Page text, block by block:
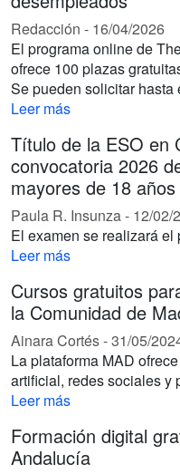
Redacción - 16/04/2026
El programa online de
ofrece 100 plazas
Se pueden solicitar hasta
Leer más
Título de la ESO en
convocatoria 2026
mayores de 18 años
Paula R. Insunza- 12/02/
El examen se realizará el
Leer más
Cursos gratuitos
la Comunidad de
Ainara Cortés-31/05/
La plataforma MAD
artificial, redes sociales y
Leer más
Formación digital
Andalucía